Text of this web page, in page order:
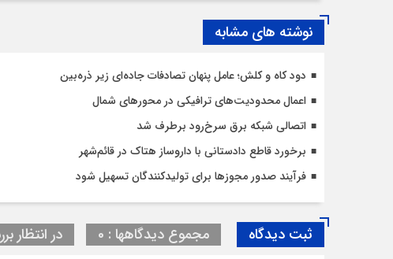
نوشته های مشابه
دود کاه و کلش؛ عامل پنهان تصادفات جاده‌ای زیر ذره‌بین
اعمال محدودیت‌‌های ترافیکی در محورهای شمال
اتصالی شبکه برق سرخ‌رود برطرف شد
برخورد قاطع دادستانی با داروساز هتاک در قائم‌شهر
فرآیند صدور مجوزها برای تولیدکنندگان تسهیل شود
ثبت دیدگاه مجموع دیدگاهها : 0 در انتظار